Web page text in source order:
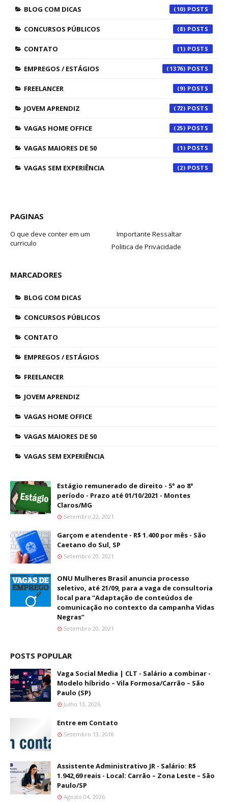
BLOG COM DICAS (10)
CONCURSOS PÚBLICOS (8)
CONTATO (1)
EMPREGOS / ESTÁGIOS (1376)
FREELANCER (9)
JOVEM APRENDIZ (72)
VAGAS HOME OFFICE (25)
VAGAS MAIORES DE 50 (1)
VAGAS SEM EXPERIÊNCIA (2)
PAGINAS
O que deve conter em um
curriculo
Importante Ressaltar
Politica de Privacidade
MARCADORES
BLOG COM DICAS
CONCURSOS PÚBLICOS
CONTATO
EMPREGOS / ESTÁGIOS
FREELANCER
JOVEM APRENDIZ
VAGAS HOME OFFICE
VAGAS MAIORES DE 50
VAGAS SEM EXPERIÊNCIA
Estágio remunerado de direito - 5° ao 8°
período - Prazo até 01/10/2021 - Montes
Claros/MG
Setembro 22, 2021
Garçom e atendente - R$ 1.400 por mês - São
Caetano do Sul, SP
Setembro 20, 2021
ONU Mulheres Brasil anuncia processo
seletivo, até 21/09, para a vaga de consultoria
local para “Adaptação de conteúdos de
comunicação no contexto da campanha Vidas
Negras”
Setembro 20, 2021
POSTS POPULAR
Vaga Social Media | CLT - Salário a combinar -
Modelo híbrido – Vila Formosa/Carrão – São
Paulo (SP)
Julho 13, 2026
Entre em Contato
Setembro 13, 2018
Assistente Administrativo JR - Salário: R$
1.942,69 reais - Local: Carrão – Zona Leste – São
Paulo/SP
Agosto 04, 2026